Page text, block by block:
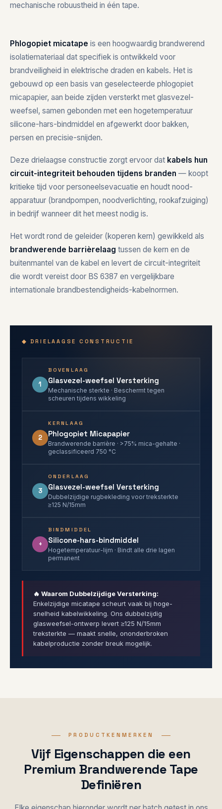
mechanische robuustheid in één tape.
Phlogopiet micatape is een hoogwaardig brandwerend
isolatiemateriaal dat specifiek is ontwikkeld voor
brandveiligheid in elektrische draden en kabels. Het is
gebouwd op een basis van geselecteerde phlogopiet
micapapier, aan beide zijden versterkt met glasvezel-
weefsel, samen gebonden met een hogetemperatuur
silicone-hars-bindmiddel en afgewerkt door bakken,
persen en precisie-snijden.
Deze drielaagse constructie zorgt ervoor dat kabels hun
circuit-integriteit behouden tijdens branden — koopt
kritieke tijd voor personeelsevacuatie en houdt nood-
apparatuur (brandpompen, noodverlichting, rookafzuiging)
in bedrijf wanneer dit het meest nodig is.
Het wordt rond de geleider (koperen kern) gewikkeld als
brandwerende barrièrelaag tussen de kern en de
buitenmantel van de kabel en levert de circuit-integriteit
die wordt vereist door BS 6387 en vergelijkbare
internationale brandbestendigheids-kabelnormen.
◆ DRIELAAGSE CONSTRUCTIE
1
BOVENLAAG
Glasvezel-weefsel Versterking
Mechanische sterkte · Beschermt tegen
scheuren tijdens wikkeling
2
KERNLAAG
Phlogopiet Micapapier
Brandwerende barrière · >75% mica-gehalte ·
geclassificeerd 750 °C
3
ONDERLAAG
Glasvezel-weefsel Versterking
Dubbelzijdige rugbekleding voor treksterkte
≥125 N/15mm
+
BINDMIDDEL
Silicone-hars-bindmiddel
Hogetemperatuur-lijm · Bindt alle drie lagen
permanent
🔥 Waarom Dubbelzijdige Versterking:
Enkelzijdige micatape scheurt vaak bij hoge-
snelheid kabelwikkeling. Ons dubbelzijdig
glasweefsel-ontwerp levert ≥125 N/15mm
treksterkte — maakt snelle, ononderbroken
kabelproductie zonder breuk mogelijk.
PRODUCTKENMERKEN
Vijf Eigenschappen die een
Premium Brandwerende Tape
Definiëren